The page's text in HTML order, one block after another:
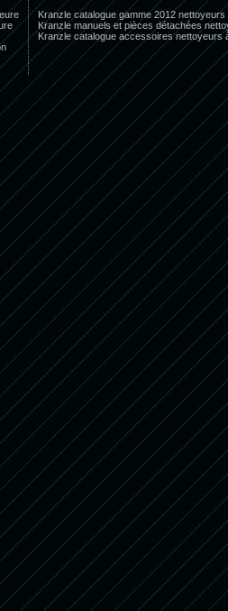
Kranzle catalogue gamme 2012
Kranzle manuels et pièces détachées
Kranzle catalogue accessoires nettoyeurs